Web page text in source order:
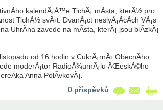
kalendÃ¡Å™e TichÃ¡ mÃ­sta, kterÃ½ pro
TichÃ½ svÄ›t. DvanÃ¡ct neslyÅ¡Ã­cÃ­ch VÃ¡s
UhrÃ­na zavede na mÃ­sta, kterÃ¡ jsou blÃ­zkÃ¡
od 16 hodin v CukrÃ¡rnÄ› ObecnÃ­ho
moderÃ¡tor RadioÅ¾urnÃ¡lu ÄŒeskÃ©ho
Anna PolÃ­vkovÃ¡.
0 příspěvků